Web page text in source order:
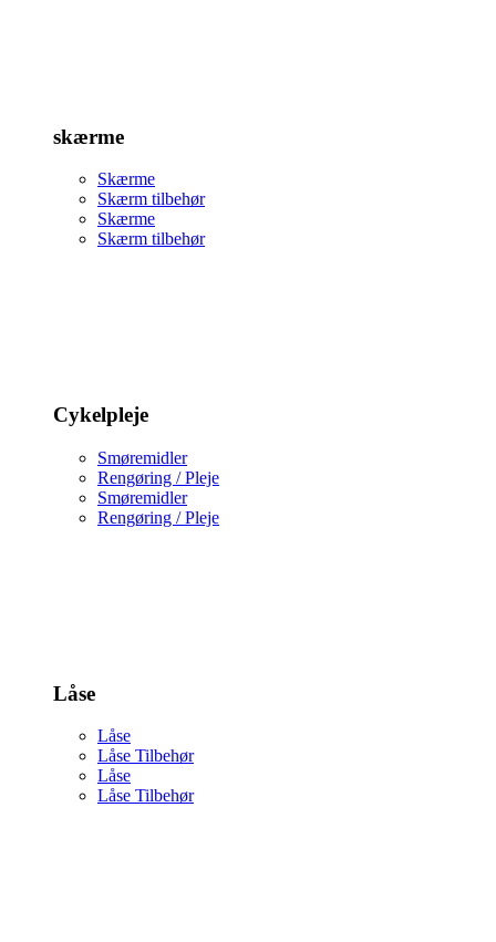
skærme
Skærme
Skærm tilbehør
Skærme
Skærm tilbehør
Cykelpleje
Smøremidler
Rengøring / Pleje
Smøremidler
Rengøring / Pleje
Låse
Låse
Låse Tilbehør
Låse
Låse Tilbehør